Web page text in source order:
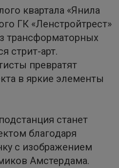
квартала «Янила
ГК «Ленстройтрест»
трансформаторных
стрит-арт.
превратят
в яркие элементы
станет
благодаря
с изображением
Амстердама.